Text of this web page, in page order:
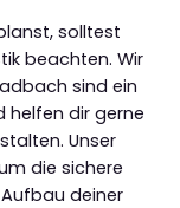
solltest
beachten. Wir
sind ein
helfen dir gerne
Unser
die sichere
deiner